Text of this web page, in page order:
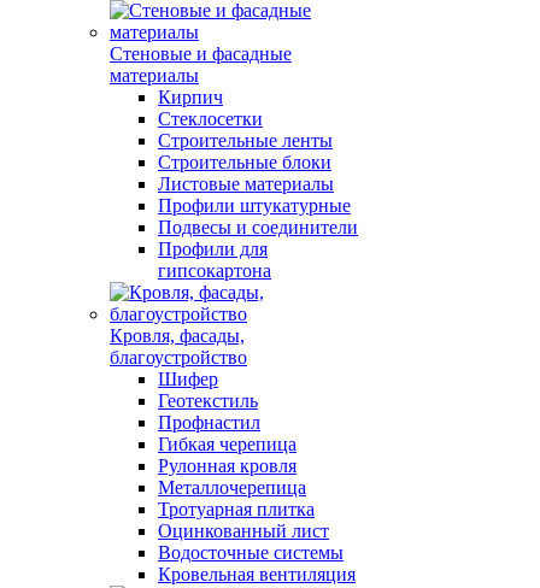
Стеновые и фасадные
материалы
Кирпич
Стеклосетки
Строительные ленты
Строительные блоки
Листовые материалы
Профили штукатурные
Подвесы и соединители
Профили для
гипсокартона
Кровля, фасады,
благоустройство
Шифер
Геотекстиль
Профнастил
Гибкая черепица
Рулонная кровля
Металлочерепица
Тротуарная плитка
Оцинкованный лист
Водосточные системы
Кровельная вентиляция